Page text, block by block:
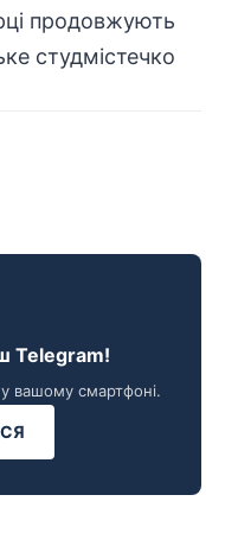
Telegram!
вашому смартфоні.